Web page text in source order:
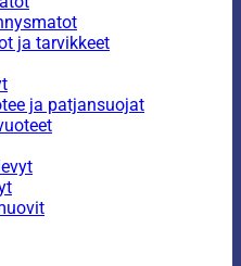
ja tarvikkeet
ja patjansuojat